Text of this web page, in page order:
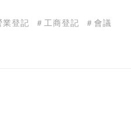
業登記 ＃工商登記
＃會議